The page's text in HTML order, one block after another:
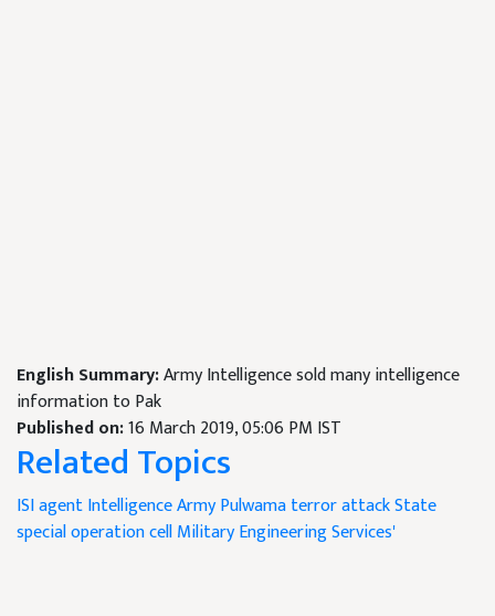
English Summary:Army Intelligence sold many intelligence
information to Pak
Published on:16 March 2019, 05:06 PM IST
Related Topics
ISI agentIntelligenceArmyPulwama terror attackState
special operation cellMilitary Engineering Services'